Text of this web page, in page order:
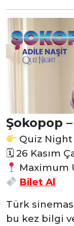
Şokopop
Quiz Night
🗓 26 Kasım
Maximum
Bilet Al
Türk
bu kez bilgi